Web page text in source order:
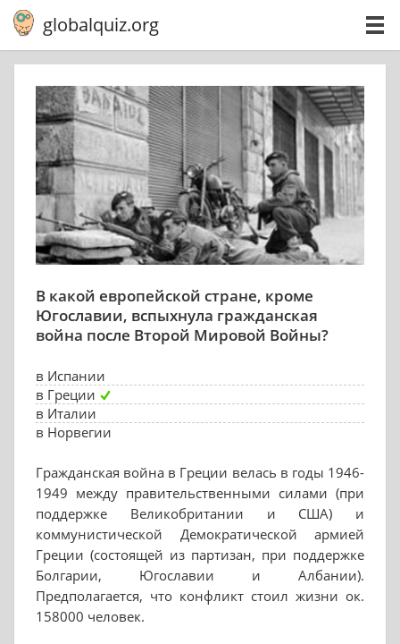
globalquiz.org
В какой европейской стране, кроме
Югославии, вспыхнула гражданская
война после Второй Мировой Войны?
в Испании
в Греции
в Италии
в Норвегии
Гражданская война в Греции велась в годы 1946-
1949 между правительственными силами (при
поддержке Великобритании и США) и
коммунистической Демократической армией
Греции (состоящей из партизан, при поддержке
Болгарии, Югославии и Албании).
Предполагается, что конфликт стоил жизни ок.
158000 человек.